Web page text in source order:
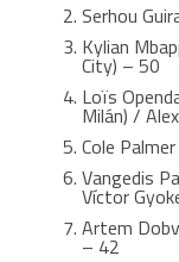
Serhou
Kylian
City) – 50
Loïs
Milán) /
Cole
Vangedis
Víctor
Artem
– 42